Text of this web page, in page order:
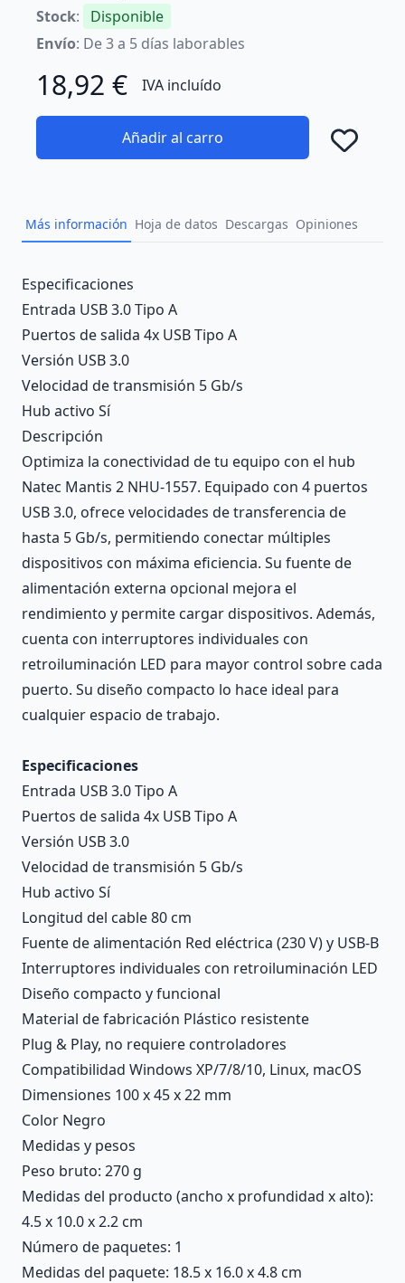
Stock:
Disponible
Envío: De 3 a 5 días laborables
18,92 € IVA incluído
Añadir al carro
Más información Hoja de datos Descargas Opiniones
Description
Especificaciones
Entrada USB 3.0 Tipo A
Puertos de salida 4x USB Tipo A
Versión USB 3.0
Velocidad de transmisión 5 Gb/s
Hub activo Sí
Descripción
Optimiza la conectividad de tu equipo con el hub
Natec Mantis 2 NHU-1557. Equipado con 4 puertos
USB 3.0, ofrece velocidades de transferencia de
hasta 5 Gb/s, permitiendo conectar múltiples
dispositivos con máxima eficiencia. Su fuente de
alimentación externa opcional mejora el
rendimiento y permite cargar dispositivos. Además,
cuenta con interruptores individuales con
retroiluminación LED para mayor control sobre cada
puerto. Su diseño compacto lo hace ideal para
cualquier espacio de trabajo.
Especificaciones
Entrada USB 3.0 Tipo A
Puertos de salida 4x USB Tipo A
Versión USB 3.0
Velocidad de transmisión 5 Gb/s
Hub activo Sí
Longitud del cable 80 cm
Fuente de alimentación Red eléctrica (230 V) y USB-B
Interruptores individuales con retroiluminación LED
Diseño compacto y funcional
Material de fabricación Plástico resistente
Plug & Play, no requiere controladores
Compatibilidad Windows XP/7/8/10, Linux, macOS
Dimensiones 100 x 45 x 22 mm
Color Negro
Medidas y pesos
Peso bruto: 270 g
Medidas del producto (ancho x profundidad x alto):
4.5 x 10.0 x 2.2 cm
Número de paquetes: 1
Medidas del paquete: 18.5 x 16.0 x 4.8 cm